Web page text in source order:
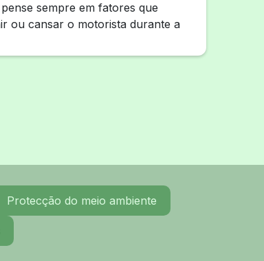
sempre em fatores que
ou cansar o motorista durante a
Protecção do meio ambiente